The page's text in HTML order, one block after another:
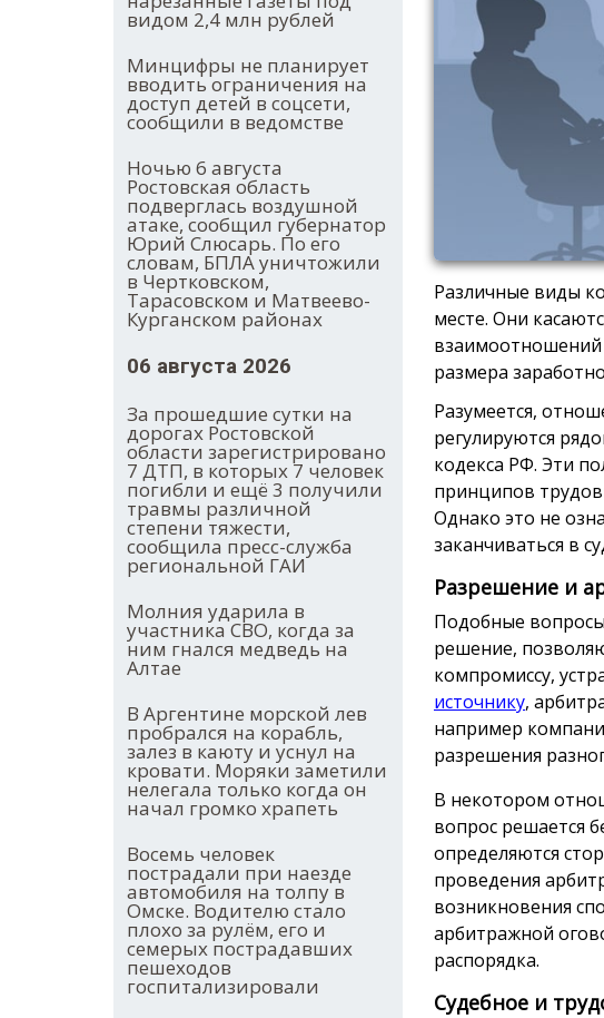
видом 2,4 млн рублей
Минцифры не планирует
вводить ограничения на
доступ детей в соцсети,
сообщили в ведомстве
Ночью 6 августа
Ростовская область
подверглась воздушной
атаке, сообщил губернатор
Юрий Слюсарь. По его
словам, БПЛА уничтожили
в Чертковском,
Тарасовском и Матвеево-
Курганском районах
06 августа 2026
За прошедшие сутки на
дорогах Ростовской
области зарегистрировано
7 ДТП, в которых 7 человек
погибли и ещё 3 получили
травмы различной
степени тяжести,
сообщила пресс-служба
региональной ГАИ
Молния ударила в
участника СВО, когда за
ним гнался медведь на
Алтае
В Аргентине морской лев
пробрался на корабль,
залез в каюту и уснул на
кровати. Моряки заметили
нелегала только когда он
начал громко храпеть
Восемь человек
пострадали при наезде
автомобиля на толпу в
Омске. Водителю стало
плохо за рулём, его и
семерых пострадавших
пешеходов
госпитализировали
Различные виды
месте. Они
размера
Разумеется,
регулируются
кодекса РФ. Эти
принципов
Однако это не
заканчиваться в
Разрешение и
Подобные
решение,
компромиссу,
источнику,
например
разрешения
В некотором
вопрос решается
определяются
проведения
возникновения
арбитражной
распорядка.
Судебное и